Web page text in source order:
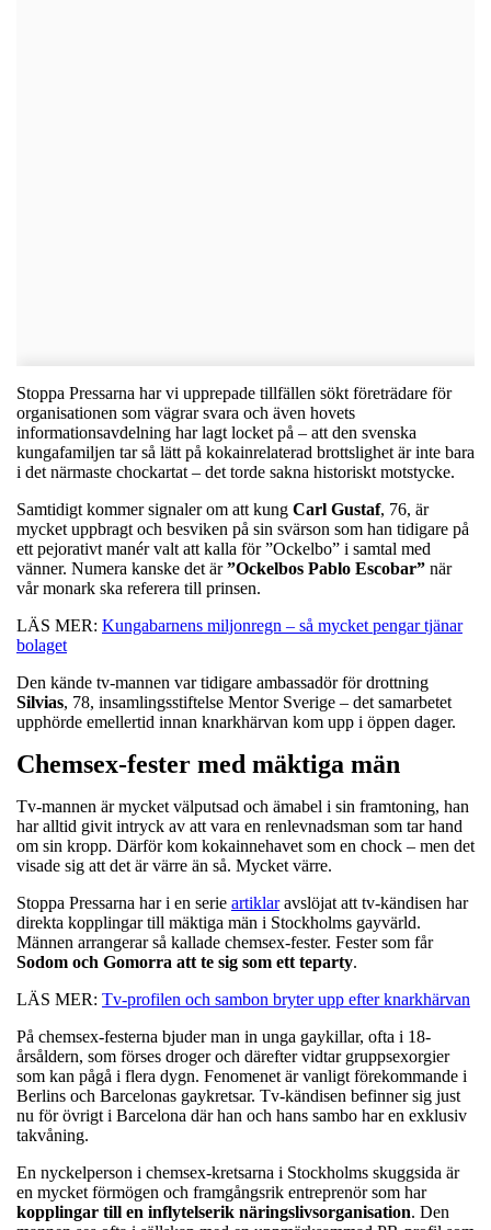
Stoppa Pressarna har vi upprepade tillfällen sökt företrädare för
organisationen som vägrar svara och även hovets
informationsavdelning har lagt locket på – att den svenska
kungafamiljen tar så lätt på kokainrelaterad brottslighet är inte bara
i det närmaste chockartat – det torde sakna historiskt motstycke.
Samtidigt kommer signaler om att kung Carl Gustaf, 76, är
mycket uppbragt och besviken på sin svärson som han tidigare på
ett pejorativt manér valt att kalla för ”Ockelbo” i samtal med
vänner. Numera kanske det är”Ockelbos Pablo Escobar” när
vår monark ska referera till prinsen.
LÄS MER: Kungabarnens miljonregn – så mycket pengar tjänar
bolaget
Den kände tv-mannen var tidigare ambassadör för drottning
Silvias, 78, insamlingsstiftelse Mentor Sverige – det samarbetet
upphörde emellertid innan knarkhärvan kom upp i öppen dager.
Chemsex-fester med mäktiga män
Tv-mannen är mycket välputsad och ämabel i sin framtoning, han
har alltid givit intryck av att vara en renlevnadsman som tar hand
om sin kropp. Därför kom kokainnehavet som en chock – men det
visade sig att det är värre än så. Mycket värre.
Stoppa Pressarna har i en serie artiklaravslöjat att tv-kändisen har
direkta kopplingar till mäktiga män i Stockholms gayvärld.
Männen arrangerar så kallade chemsex-fester. Fester som får
Sodom och Gomorra att te sig som ett teparty.
LÄS MER: Tv-profilen och sambon bryter upp efter knarkhärvan
På chemsex-festerna bjuder man in unga gaykillar, ofta i 18-
årsåldern, som förses droger och därefter vidtar gruppsexorgier
som kan pågå i flera dygn. Fenomenet är vanligt förekommande i
Berlins och Barcelonas gaykretsar. Tv-kändisen befinner sig just
nu för övrigt i Barcelona där han och hans sambo har en exklusiv
takvåning.
En nyckelperson i chemsex-kretsarna i Stockholms skuggsida är
en mycket förmögen och framgångsrik entreprenör som har
kopplingar till en inflytelserik näringslivsorganisation. Den